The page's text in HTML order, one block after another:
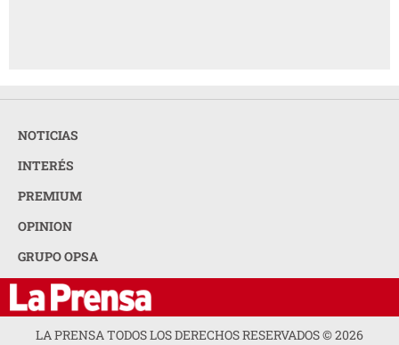
NOTICIAS
INTERÉS
PREMIUM
OPINION
GRUPO OPSA
LA PRENSA TODOS LOS DERECHOS RESERVADOS ©2026